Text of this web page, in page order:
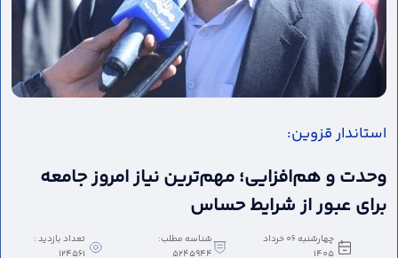
استاندار قزوین:
وحدت و هم‌افزایی؛ مهم‌ترین نیاز امروز جامعه
برای عبور از شرایط حساس
چهارشنبه 06 خرداد
1405
شناسه مطلب:
5245944
تعداد بازدید :
124561